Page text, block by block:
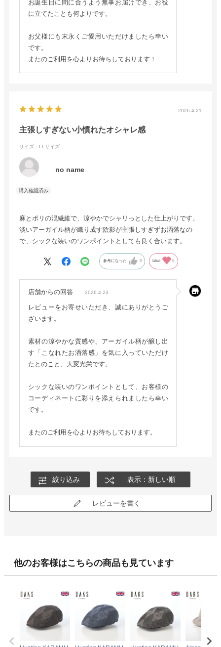
お誕生日に間に合うよう無事お届けでき、お役
に立てたことも何よりです。
お父様にも末永くご愛用いただけましたら幸い
です。
またのご利用を心よりお待ちしております！
2026.4.21
主張しすぎない小慣れたオシャレ感
サイズ：LLサイズ
no name
麻とポリの混繊維で、涼やかでシャリっとした仕上がりです。
淡いアーガイル柄が織り成す陰影が主張しすぎずお洒落なの
で、シックな装いのワンポイントとしても良く合います。
参考になった 0 Like! 0
店舗からの回答 2026.4.23
レビューをお寄せいただき、誠にありがとうご
ざいます。
素材の涼やかな質感や、アーガイル柄が醸し出
す「こなれたお洒落感」を気に入っていただけ
たとのこと、大変光栄です。
シックな装いのワンポイントとして、お客様の
コーディネートに彩りを添えられましたら幸い
です。
またのご利用を心よりお待ちしております。
絞り込み 表示：新しい順
レビューを書く
他のお客様はこちらの商品も見ています